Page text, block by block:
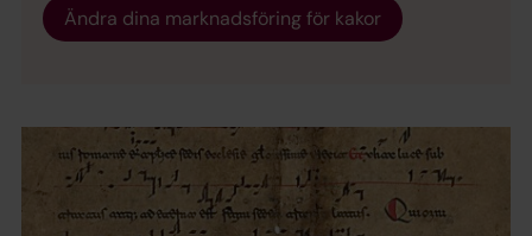
Ändra dina marknadsföring för kakor